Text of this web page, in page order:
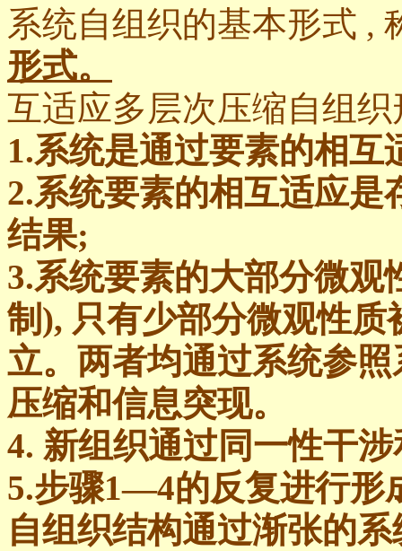
系统自组织的基本形式 ,
形式。
互适应多层次压缩自组
1.系统是通过要素的相互
2.系统要素的相互适应
结果;
3.系统要素的大部分微
制), 只有少部分微观性
立。两者均通过系统参
压缩和信息突现。
4. 新组织通过同一性干
5.步骤1—4的反复进行形
自组织结构通过渐张的